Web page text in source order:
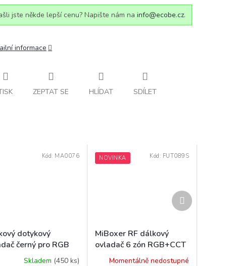
jste někde lepší cenu? Napište nám na info@ecobe.cz.
informace
ZEPTAT SE HLÍDAT SDÍLET
dotykový
černý pro RGB
pásky - max 216W
Skladem (450 ks)
Kód: MA0076 NOVINKA
MiBoxer RF dálkový
ovladač 6 zón RGB+CCT
bílý FUT089S 2,4 GHz
Momentálně nedostupné
Kód: FUT089S
Další
produkt